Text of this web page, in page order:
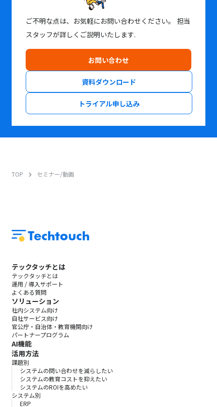
ご不明な点は、お気軽にお問い合わせください。
担当
スタッフが詳しくご説明いたします.
お問い合わせ
資料ダウンロード
トライアル申し込み
TOP セミナー/動画
テックタッチとは
テックタッチとは
運用 / 導入サポート
よくある質問
ソリューション
社内システム向け
自社サービス向け
官公庁・自治体・教育機関向け
パートナープログラム
AI機能
活用方法
課題別
システムの問い合わせを減らしたい
システムの教育コストを抑えたい
システムのROIを高めたい
システム別
ERP